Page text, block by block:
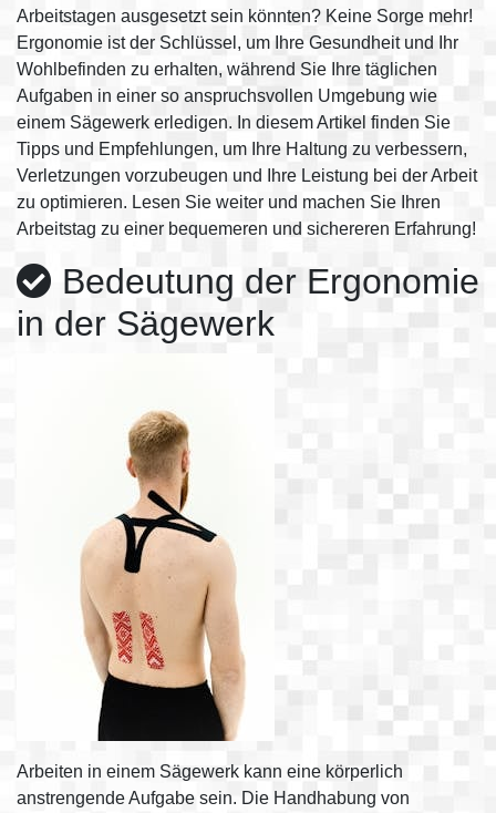
Arbeitstagen ausgesetzt sein könnten? Keine Sorge mehr!
Ergonomie ist der Schlüssel, um Ihre Gesundheit und Ihr
Wohlbefinden zu erhalten, während Sie Ihre täglichen
Aufgaben in einer so anspruchsvollen Umgebung wie
einem Sägewerk erledigen. In diesem Artikel finden Sie
Tipps und Empfehlungen, um Ihre Haltung zu verbessern,
Verletzungen vorzubeugen und Ihre Leistung bei der Arbeit
zu optimieren. Lesen Sie weiter und machen Sie Ihren
Arbeitstag zu einer bequemeren und sichereren Erfahrung!
Bedeutung der Ergonomie
in der Sägewerk
Arbeiten in einem Sägewerk kann eine körperlich
anstrengende Aufgabe sein. Die Handhabung von